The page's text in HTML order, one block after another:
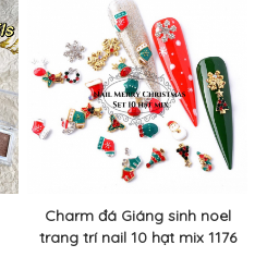
Charm đá Giáng sinh noel
trang trí nail 10 hạt mix 1176